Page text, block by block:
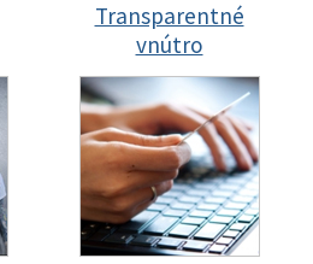
Transparentné
vnútro